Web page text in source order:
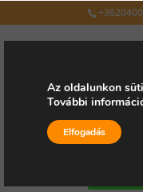
Válasszon oldalt
Az oldalunkon
További
Elfogadás